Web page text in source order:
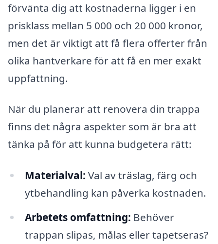
förvänta dig att kostnaderna ligger i en
prisklass mellan 5 000 och 20 000 kronor,
men det är viktigt att få flera offerter från
olika hantverkare för att få en mer exakt
uppfattning.
När du planerar att renovera din trappa
finns det några aspekter som är bra att
tänka på för att kunna budgetera rätt:
Materialval: Val av träslag, färg och
ytbehandling kan påverka kostnaden.
Arbetets omfattning: Behöver
trappan slipas, målas eller tapetseras?